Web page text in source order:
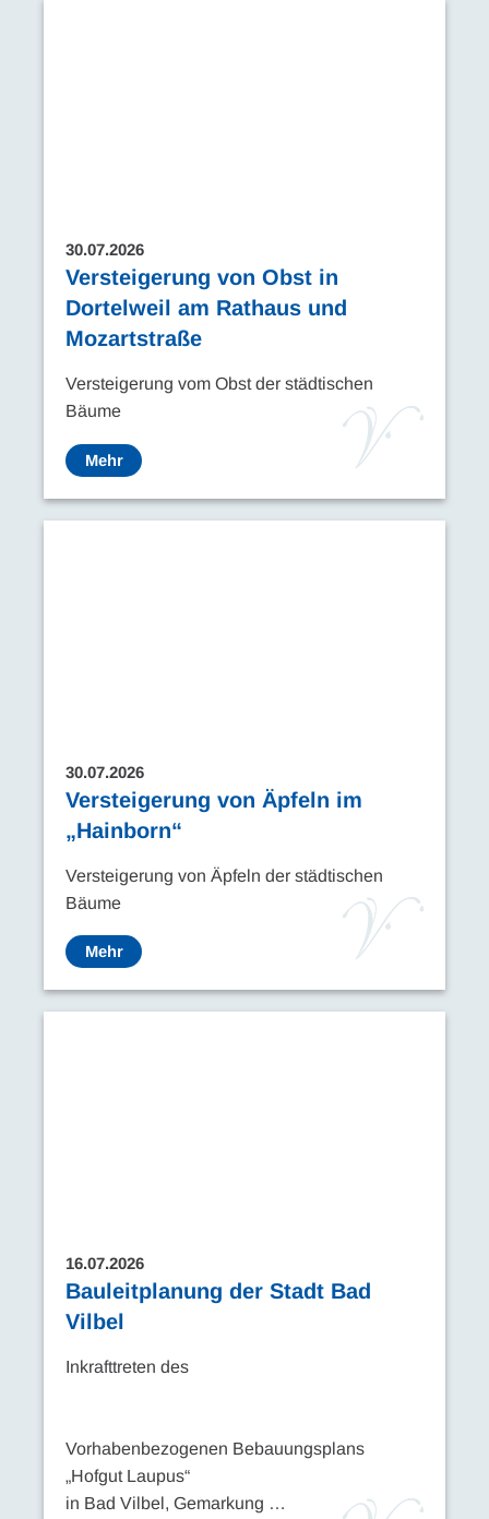
30.07.2026
Versteigerung von Obst in
Dortelweil am Rathaus und
Mozartstraße
Versteigerung vom Obst der städtischen
Bäume
Mehr
30.07.2026
Versteigerung von Äpfeln im
„Hainborn“
Versteigerung von Äpfeln der städtischen
Bäume
Mehr
16.07.2026
Bauleitplanung der Stadt Bad
Vilbel
Inkrafttreten des
Vorhabenbezogenen Bebauungsplans
„Hofgut Laupus“
in Bad Vilbel, Gemarkung …